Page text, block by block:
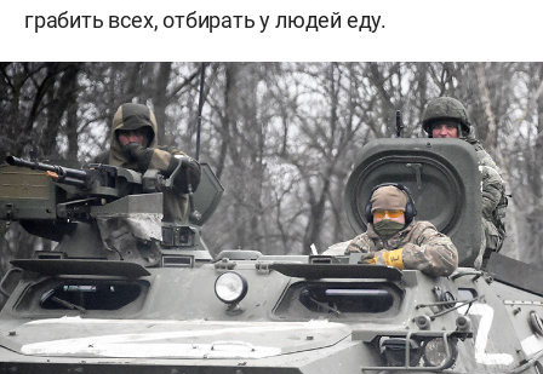
грабить всех, отбирать у людей еду.